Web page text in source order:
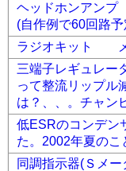
ヘッドホンアンプ
(自作例で60回路予
ラジオキット メ
三端子レギュレー
って整流リップ
は？、、。チャン
低ESRのコンデ
た。2002年夏のこ
同調指示器(Ｓメ